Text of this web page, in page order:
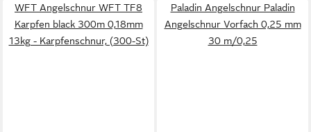
WFT Angelschnur WFT TF8
Karpfen black 300m 0,18mm
13kg - Karpfenschnur, (300-St)
Paladin Angelschnur Paladin
Angelschnur Vorfach 0,25 mm
30 m/0,25